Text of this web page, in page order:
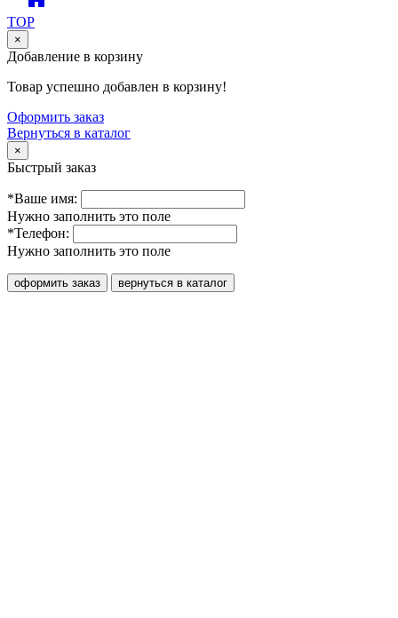
TOP
×
Добавление в корзину
Товар успешно добавлен в корзину!
Оформить заказ
Вернуться в каталог
×
Быстрый заказ
*Ваше имя:
Нужно заполнить это поле
*Телефон:
Нужно заполнить это поле
оформить заказ вернуться в каталог